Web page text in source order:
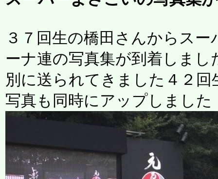
３７回生の橋田さんからス
ーナ連の写真集が到着しまし
別に送られてきました４２
写真も同時にアップしました